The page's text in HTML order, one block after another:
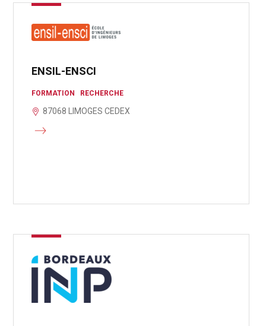
ENSIL-ENSCI
FORMATION RECHERCHE
87068 LIMOGES CEDEX